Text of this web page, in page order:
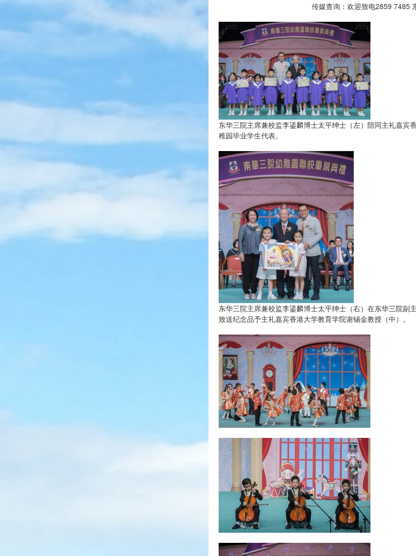
传媒查询：欢迎致电2859 7485
东华三院主席兼校监李鋈麟博士太平绅士（左）陪同主礼嘉宾
稚园毕业学生代表。
东华三院主席兼校监李鋈麟博士太平绅士（右）在东华三院副
致送纪念品予主礼嘉宾香港大学教育学院谢锡金教授（中）。